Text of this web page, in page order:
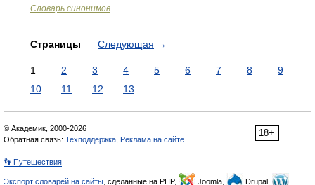
Словарь синонимов
Страницы Следующая →
1 2 3 4 5 6 7 8
9
10
11 12 13
18+
© Академик, 2000-2026
Обратная связь: Техподдержка Реклама на сайте
👣 Путешествия
Экспорт словарей на сайты , сделанные на PHP, Joomla, Drupal,